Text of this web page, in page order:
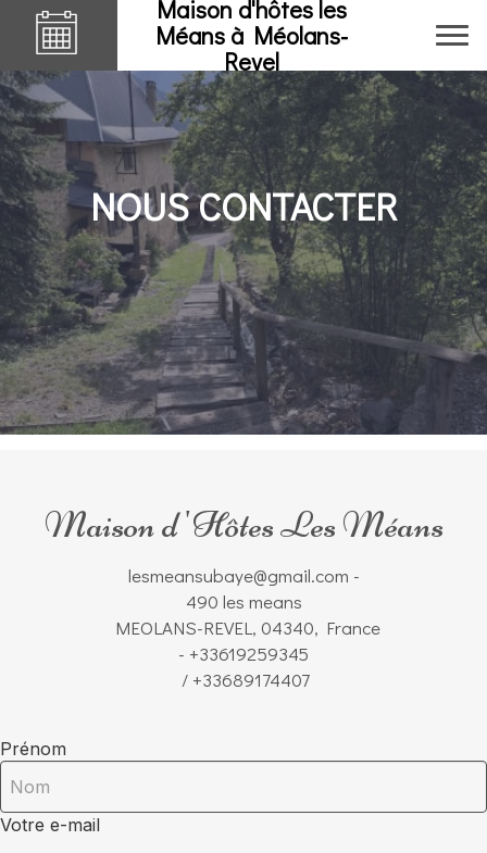
Maison d'hôtes les
Méans à Méolans-
Revel
NOUS CONTACTER
Maison d 'Hôtes Les Méans
lesmeansubaye@gmail.com -
490 les means
MEOLANS-REVEL, 04340, France
- +33619259345
/ +33689174407
Prénom
Votre e-mail